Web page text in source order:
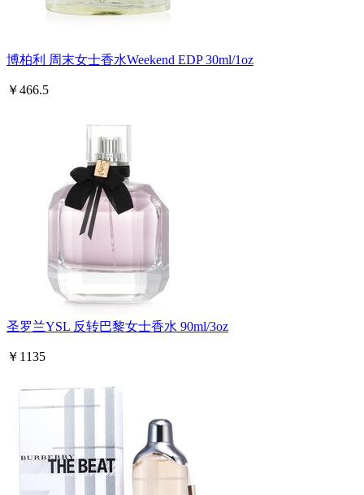
博柏利 周末女士香水Weekend EDP 30ml/1oz
￥466.5
圣罗兰YSL 反转巴黎女士香水 90ml/3oz
￥1135